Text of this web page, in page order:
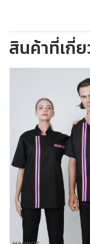
สินค้าที่เกี่